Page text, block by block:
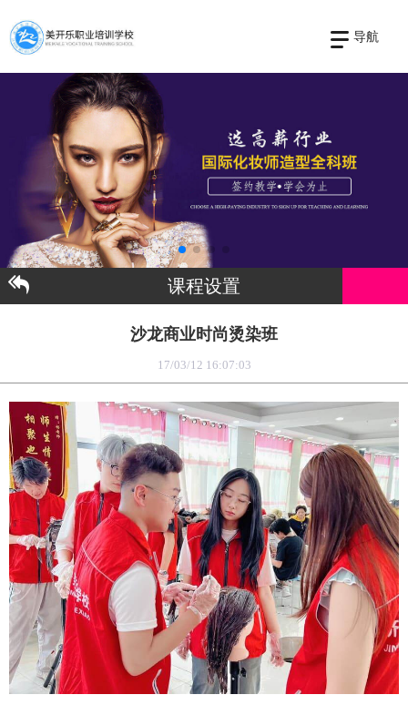
导航
课程设置
沙龙商业时尚烫染班
17/03/12 16:07:03